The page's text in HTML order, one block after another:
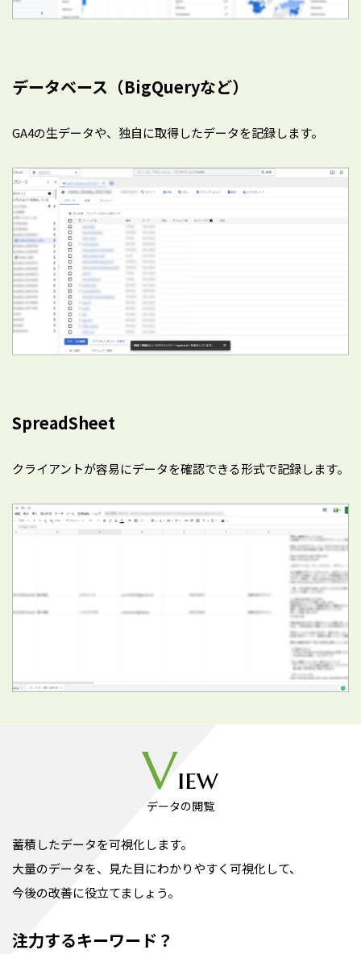
データベース（BigQueryなど）
GA4の生データや、独自に取得したデータを記録します。
SpreadSheet
クライアントが容易にデータを確認できる形式で記録します。
View
データの閲覧
蓄積したデータを可視化します。
大量のデータを、見た目にわかりやすく可視化して、
今後の改善に役立てましょう。
注力するキーワード？